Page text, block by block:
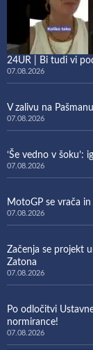
24UR | Bi tudi vi
07.08.2026
V zalivu na
07.08.2026
‘Še vedno v šoku’:
07.08.2026
MotoGP se vrača
07.08.2026
Začenja se projekt
Zatona
07.08.2026
Po odločitvi
normirance!
07.08.2026